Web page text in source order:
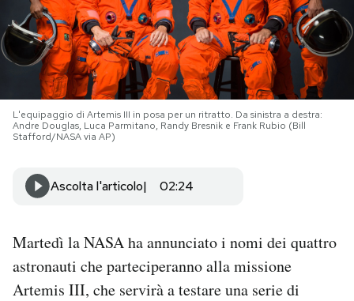
NEWSLETTER
I MIEI PREFERITI
SHOP
CALENDARIO
Area Personale
Newsletter
L'equipaggio di Artemis III in posa per un ritratto. Da sinistra a destra:
Andre Douglas, Luca Parmitano, Randy Bresnik e Frank Rubio (Bill
Stafford/NASA via AP)
Ascolta l'articolo 02:24
Martedì la NASA ha annunciato i nomi dei quattro
astronauti che parteciperanno alla missione
Artemis III, che servirà a testare una serie di